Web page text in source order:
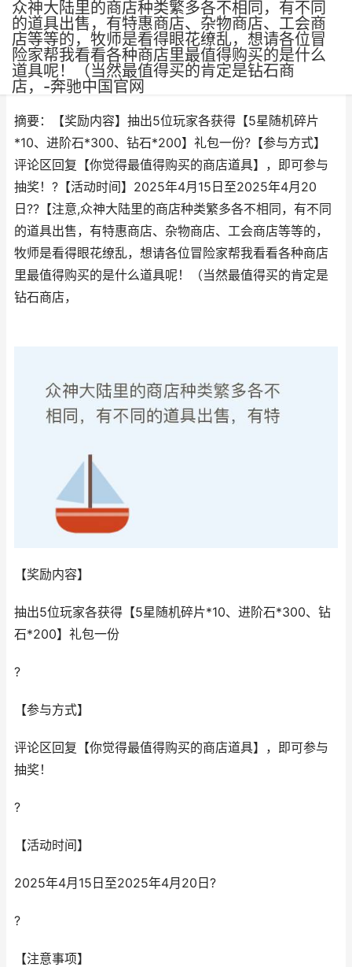
众神大陆里的商店种类繁多各不相同，有不同
的道具出售，有特惠商店、杂物商店、工会商
店等等的，牧师是看得眼花缭乱，想请各位冒
险家帮我看看各种商店里最值得购买的是什么
道具呢！（当然最值得买的肯定是钻石商
店，-奔驰中国官网
作者：网三 • 更新时间：2025-05-04
摘要：【奖励内容】抽出5位玩家各获得【5星随机碎片
*10、进阶石*300、钻石*200】礼包一份?【参与方式】
评论区回复【你觉得最值得购买的商店道具】，即可参与
抽奖！?【活动时间】2025年4月15日至2025年4月20
日??【注意,众神大陆里的商店种类繁多各不相同，有不同
的道具出售，有特惠商店、杂物商店、工会商店等等的，
牧师是看得眼花缭乱，想请各位冒险家帮我看看各种商店
里最值得购买的是什么道具呢！（当然最值得买的肯定是
钻石商店，
【奖励内容】
抽出5位玩家各获得【5星随机碎片*10、进阶石*300、钻
石*200】礼包一份
?
【参与方式】
评论区回复【你觉得最值得购买的商店道具】，即可参与
抽奖！
?
【活动时间】
2025年4月15日至2025年4月20日?
?
【注意事项】